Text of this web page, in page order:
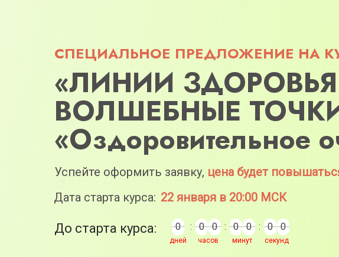
СПЕЦИАЛЬНОЕ ПРЕДЛОЖЕНИЕ НА
«ЛИНИИ
ВОЛШЕБНЫЕ
«Оздоровительное
Успейте оформить заявку, цена будет
Дата старта курса: 22 января в 20:00 МСК
0
0
дней
: 0
0 0
0
часов
: 0
0 0
0
минут
: 0
0 0
0
секунд
До старта курса: